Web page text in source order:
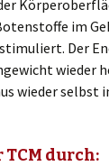
im
Der
wieder
wieder selbst
durch: